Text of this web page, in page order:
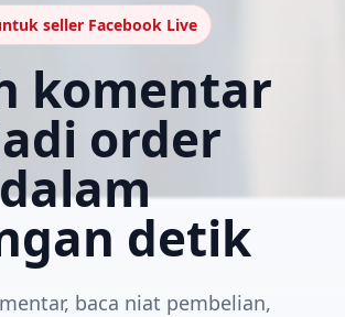
seller Facebook Live
komentar
order
detik
baca niat pembelian,